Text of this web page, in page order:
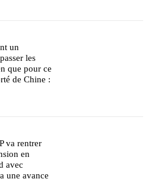
un
les
que pour ce
de Chine :
va rentrer
en
avec
une avance